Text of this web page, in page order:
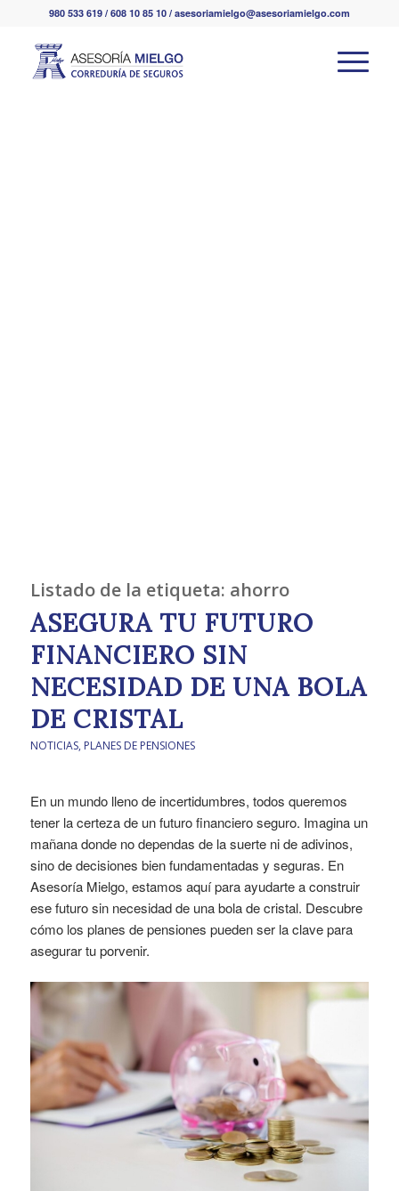
980 533 619 / 608 10 85 10 / asesoriamielgo@asesoriamielgo.com
Listado de la etiqueta: ahorro
ASEGURA TU FUTURO
FINANCIERO SIN
NECESIDAD DE UNA BOLA
DE CRISTAL
NOTICIAS, PLANES DE PENSIONES
En un mundo lleno de incertidumbres, todos queremos
tener la certeza de un futuro financiero seguro. Imagina un
mañana donde no dependas de la suerte ni de adivinos,
sino de decisiones bien fundamentadas y seguras. En
Asesoría Mielgo, estamos aquí para ayudarte a construir
ese futuro sin necesidad de una bola de cristal. Descubre
cómo los planes de pensiones pueden ser la clave para
asegurar tu porvenir.